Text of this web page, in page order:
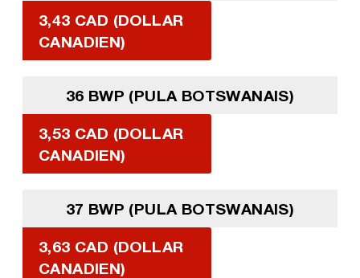
3,43 CAD (DOLLAR
CANADIEN)
36 BWP (PULA BOTSWANAIS)
3,53 CAD (DOLLAR
CANADIEN)
37 BWP (PULA BOTSWANAIS)
3,63 CAD (DOLLAR
CANADIEN)